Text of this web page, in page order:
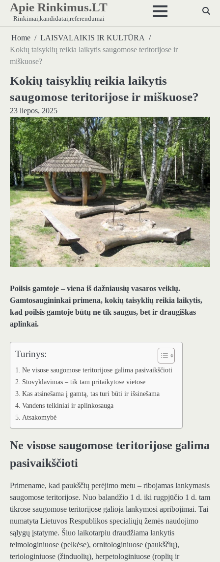
Skip
content
Apie Rinkimus.LT
Rinkimai,kandidatai,referendumai
Home
LAISVALAIKIS IR KULTŪRA
Kokių taisyklių reikia laikytis saugomose teritorijose ir
miškuose?
Kokių taisyklių reikia laikytis
saugomose teritorijose ir miškuose?
23 liepos, 2025
Poilsis gamtoje – viena iš dažniausių vasaros veiklų.
Gamtosaugininkai primena, kokių taisyklių reikia laikytis,
kad poilsis gamtoje būtų ne tik saugus, bet ir draugiškas
aplinkai.
Turinys:
Ne visose saugomose teritorijose galima pasivaikščioti
Stovyklavimas – tik tam pritaikytose vietose
Kas atsinešama į gamtą, tas turi būti ir išsinešama
Vandens telkiniai ir aplinkosauga
Atsakomybė
Ne visose saugomose teritorijose galima
pasivaikščioti
Primename, kad paukščių perėjimo metu – ribojamas lankymasis
saugomose teritorijose. Nuo balandžio 1 d. iki rugpjūčio 1 d. tam
tikrose saugomose teritorijose galioja lankymosi apribojimai. Tai
numatyta Lietuvos Respublikos specialiųjų žemės naudojimo
sąlygų įstatyme. Šiuo laikotarpiu draudžiama lankytis
telmologiniuose (pelkėse), ornitologiniuose (paukščių),
teriologiniuose (žinduolių), herpetologiniuose (roplių ir